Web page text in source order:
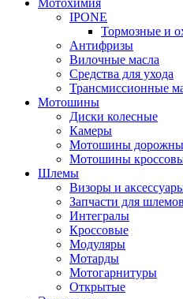
Мотохимия
IPONE
Тормозные и
Антифризы
Вилочные масла
Средства для ухода
Трансмиссионные
Мотошины
Диски колесные
Камеры
Мотошины
Мотошины
Шлемы
Визоры и
Запчасти для шлемов
Интегралы
Кроссовые
Модуляры
Мотарды
Мотогарнитуры
Открытые